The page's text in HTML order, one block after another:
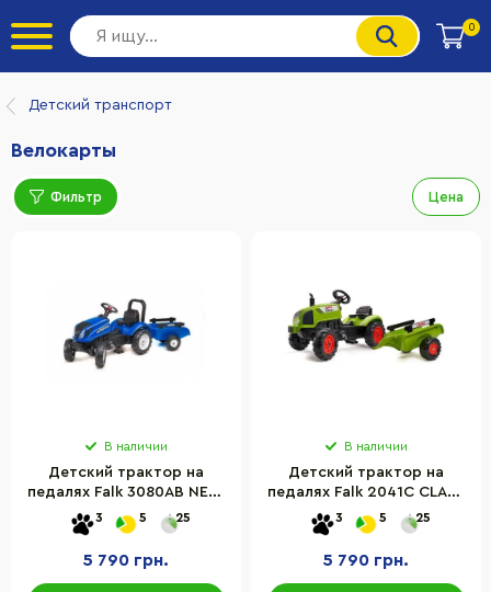
0
Детский транспорт
Велокарты
Фильтр Цена
В наличии
Детский трактор на
педалях Falk 3080AB NEW
HOLLAND с прицепом
3 5 25
5 790 грн.
В наличии
Детский трактор на
педалях Falk 2041C CLAAS
ARION с прицепом
3 5 25
5 790 грн.